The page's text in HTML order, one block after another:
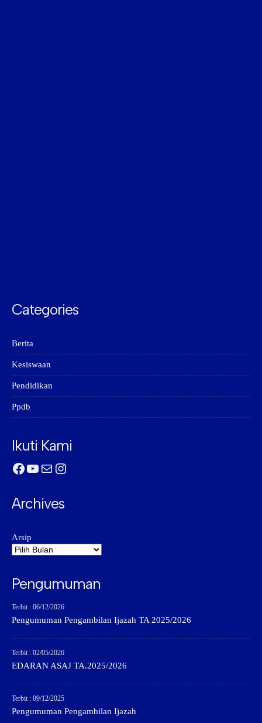
Categories
Berita
Kesiswaan
Pendidikan
Ppdb
Ikuti Kami
Facebook
YouTube
MailInstagram
Archives
Arsip
Pengumuman
Terbit : 06/12/2026
Pengumuman Pengambilan Ijazah TA 2025/2026
Terbit : 02/05/2026
EDARAN ASAJ TA.2025/2026
Terbit : 09/12/2025
Pengumuman Pengambilan Ijazah